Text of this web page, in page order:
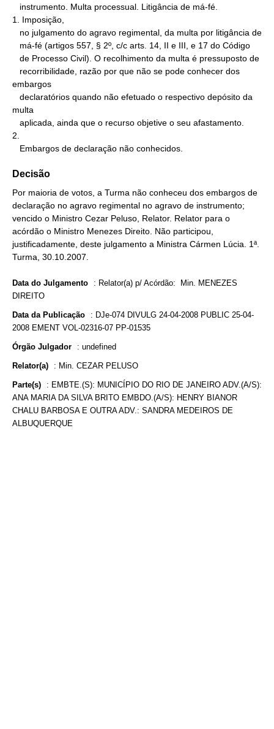
1. Imposição,
embargos
multa
2.
   Embargos de declaração não conhecidos.
Decisão
Por maioria de votos, a Turma não conheceu dos embargos de
declaração no agravo regimental no agravo de instrumento;
vencido o Ministro Cezar Peluso, Relator. Relator para o
acórdão o Ministro Menezes Direito. Não participou,
justificadamente, deste julgamento a Ministra Cármen Lúcia. 1ª.
Turma, 30.10.2007.
Data do Julgamento : Relator(a) p/ Acórdão: Min. MENEZES
DIREITO
Data da Publicação : DJe-074 DIVULG 24-04-2008 PUBLIC 25-04-
2008 EMENT VOL-02316-07 PP-01535
Órgão Julgador : undefined
Relator(a) : Min. CEZAR PELUSO
Parte(s) : EMBTE.(S): MUNICÍPIO DO RIO DE JANEIRO ADV.(A/S):
ANA MARIA DA SILVA BRITO EMBDO.(A/S): HENRY BIANOR
CHALU BARBOSA E OUTRA ADV.: SANDRA MEDEIROS DE
ALBUQUERQUE